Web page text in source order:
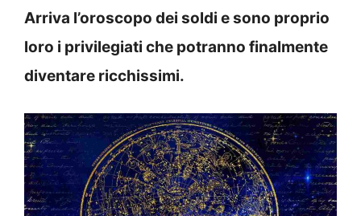
Arriva l’oroscopo dei soldi e sono proprio
loro i privilegiati che potranno finalmente
diventare ricchissimi.